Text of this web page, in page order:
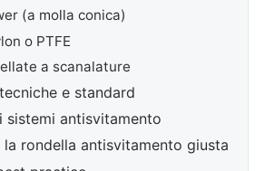
(a molla conica)
o PTFE
a scanalature
e standard
sistemi antisvitamento
la rondella antisvitamento giusta